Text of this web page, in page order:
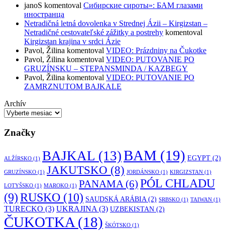
janoS komentoval Сибирские сироты»: БАМ глазами
иностранца
Netradičná letná dovolenka v Strednej Ázii – Kirgizstan –
Netradičné cestovateľské zážitky a postrehy komentoval
Kirgizstan krajina v srdci Ázie
Pavol, Žilina komentoval VIDEO: Prázdniny na Čukotke
Pavol, Žilina komentoval VIDEO: PUTOVANIE PO
GRUZÍNSKU – STEPANSMINDA / KAZBEGY
Pavol, Žilina komentoval VIDEO: PUTOVANIE PO
ZAMRZNUTOM BAJKALE
Archív
Značky
ALŽÍRSKO (1) BAJKAL (13)BAM (19) EGYPT (2)
GRUZÍNSKO (1) JAKUTSKO (8) JORDÁNSKO (1) KIRGIZSTAN (1)
LOTYŠSKO (1) MAROKO (1) PANAMA(6) PÓL CHLADU
(9)RUSKO (10) SAUDSKÁ ARÁBIA(2) SRBSKO (1) TAIWAN (1)
TURECKO (3) UKRAJINA(3) UZBEKISTAN (2)
ČUKOTKA (18) ŠKÓTSKO (1)